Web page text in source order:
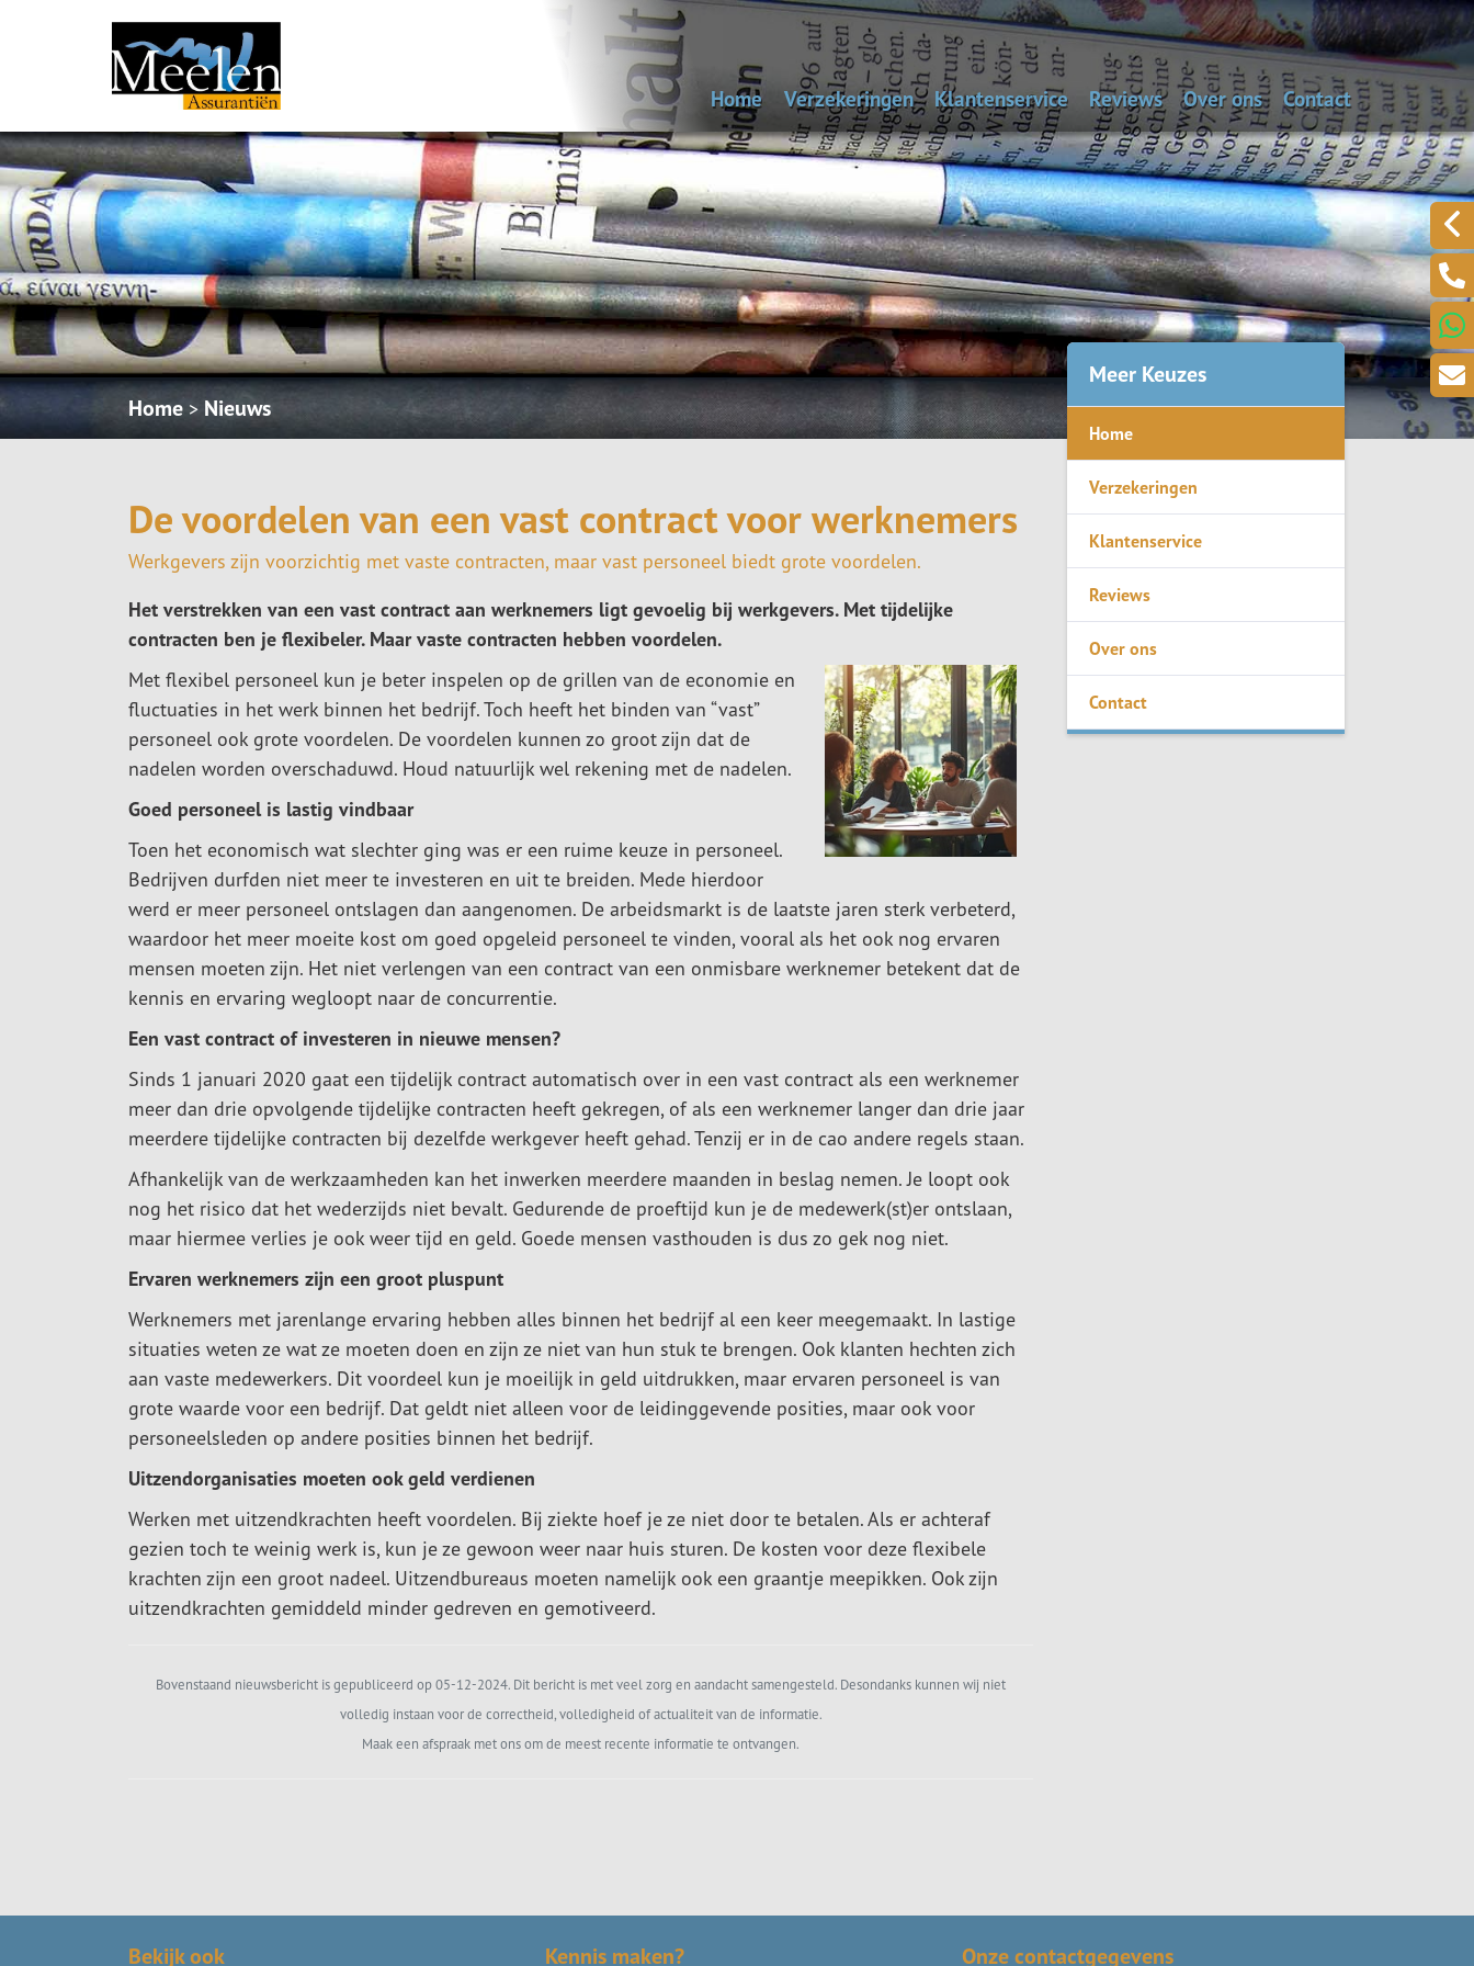
Home Verzekeringen
Uitvaartverzekering
Autoverzekering
Woonhuisverzekering
Inboedelverzekering
Aansprakelijkheidsverz.
Reisverzekering
Rechtsbijstandverzekering
Klantenservice
Bepaal de dagwaarde van je auto
Reviews Over ons Contact
Alarmnummers
Laat een bericht
Een klacht melden?
Home > Nieuws
De voordelen van een vast contract voor werknemers
Werkgevers zijn voorzichtig met vaste contracten, maar vast personeel biedt grote voordelen.
Het verstrekken van een vast contract aan werknemers ligt gevoelig bij werkgevers. Met tijdelijke
contracten ben je flexibeler. Maar vaste contracten hebben voordelen.
Met flexibel personeel kun je beter inspelen op de grillen van de economie en
fluctuaties in het werk binnen het bedrijf. Toch heeft het binden van “vast”
personeel ook grote voordelen. De voordelen kunnen zo groot zijn dat de
nadelen worden overschaduwd. Houd natuurlijk wel rekening met de nadelen.
Goed personeel is lastig vindbaar
Toen het economisch wat slechter ging was er een ruime keuze in personeel.
Bedrijven durfden niet meer te investeren en uit te breiden. Mede hierdoor
werd er meer personeel ontslagen dan aangenomen. De arbeidsmarkt is de laatste jaren sterk verbeterd,
waardoor het meer moeite kost om goed opgeleid personeel te vinden, vooral als het ook nog ervaren
mensen moeten zijn. Het niet verlengen van een contract van een onmisbare werknemer betekent dat de
kennis en ervaring wegloopt naar de concurrentie.
Een vast contract of investeren in nieuwe mensen?
Sinds 1 januari 2020 gaat een tijdelijk contract automatisch over in een vast contract als een werknemer
meer dan drie opvolgende tijdelijke contracten heeft gekregen, of als een werknemer langer dan drie jaar
meerdere tijdelijke contracten bij dezelfde werkgever heeft gehad. Tenzij er in de cao andere regels staan.
Afhankelijk van de werkzaamheden kan het inwerken meerdere maanden in beslag nemen. Je loopt ook
nog het risico dat het wederzijds niet bevalt. Gedurende de proeftijd kun je de medewerk(st)er ontslaan,
maar hiermee verlies je ook weer tijd en geld. Goede mensen vasthouden is dus zo gek nog niet.
Ervaren werknemers zijn een groot pluspunt
Werknemers met jarenlange ervaring hebben alles binnen het bedrijf al een keer meegemaakt. In lastige
situaties weten ze wat ze moeten doen en zijn ze niet van hun stuk te brengen. Ook klanten hechten zich
aan vaste medewerkers. Dit voordeel kun je moeilijk in geld uitdrukken, maar ervaren personeel is van
grote waarde voor een bedrijf. Dat geldt niet alleen voor de leidinggevende posities, maar ook voor
personeelsleden op andere posities binnen het bedrijf.
Uitzendorganisaties moeten ook geld verdienen
Werken met uitzendkrachten heeft voordelen. Bij ziekte hoef je ze niet door te betalen. Als er achteraf
gezien toch te weinig werk is, kun je ze gewoon weer naar huis sturen. De kosten voor deze flexibele
krachten zijn een groot nadeel. Uitzendbureaus moeten namelijk ook een graantje meepikken. Ook zijn
uitzendkrachten gemiddeld minder gedreven en gemotiveerd.
Bovenstaand nieuwsbericht is gepubliceerd op 05-12-2024. Dit bericht is met veel zorg en aandacht samengesteld. Desondanks kunnen wij niet
volledig instaan voor de correctheid, volledigheid of actualiteit van de informatie.
Maak een afspraak met ons om de meest recente informatie te ontvangen.
Meer Keuzes
Home
Verzekeringen
Klantenservice
Reviews
Over ons
Contact
Bekijk ook Kennis maken? Onze contactgegevens